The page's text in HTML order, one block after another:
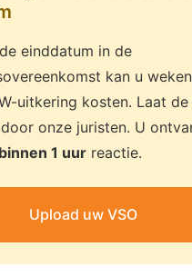
einddatum in de
kan u
uitkering kosten. Laat de
onze juristen. U
binnen 1 uur reactie.
Upload uw VSO